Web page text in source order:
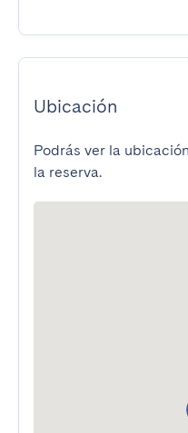
Ubicación
Podrás ver la
la reserva.